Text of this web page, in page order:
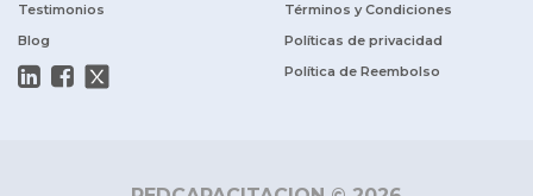
Testimonios
Blog
Términos y Condiciones
Políticas de privacidad
Política de Reembolso